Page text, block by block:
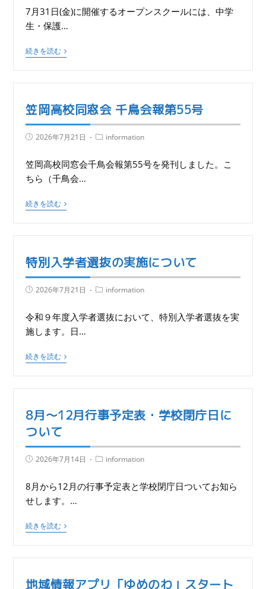
7月31日(金)に開催するオープンスクールには、中学
生・保護…
続きを読む
笠岡高校同窓会 千鳥会報第55号
2026年7月21日 information
笠岡高校同窓会千鳥会報第55号を発刊しました。こ
ちら（千鳥会…
続きを読む
特別入学者選抜の実施について
2026年7月21日 information
令和９年度入学者選抜において、特別入学者選抜を実
施します。日…
続きを読む
8月～12月行事予定表・学校閉庁日に
ついて
2026年7月14日 information
8月から12月の行事予定表と学校閉庁日ついてお知ら
せします。…
続きを読む
地域情報アプリ「ゆめのわ」スタート